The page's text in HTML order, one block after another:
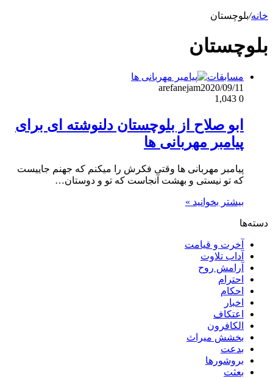
خانه/بلوچستان
بلوچستان
مسابقات
arefanejam2020/09/11
0
ابو صلاح از بلوچستان دلنوشته ای برای
پیامبر مهربانی ها
پیامبر مهربانی ها وقتی فکرش را میکنم که جهنم جاییست
که تو نیستی و بهشت آنجاست که تو و دوستان…
بیشتر بخوانید »
دسته‌ها
آخرت و قیامت
آداب تلاوت
آرامش روح
احترام
احکام
اخبار
اعتکاف
الکافرون
بخشش میراث
بدعت
بروشورها
بعثت